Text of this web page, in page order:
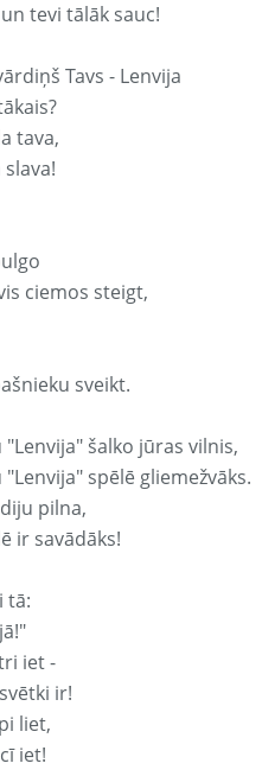
tevi tālāk sauc!
Tavs - Lenvija
tava,
ciemos steigt,
sveikt.
"Lenvija" šalko jūras vilnis,
spēlē gliemežvāks.
pilna,
ir savādāks!
tā:
iet -
ir!
liet,
iet!